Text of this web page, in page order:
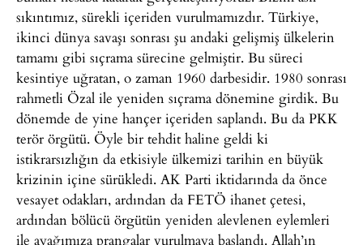
sıkıntımız, sürekli içeriden vurulmamızdır. Türkiye,
ikinci dünya savaşı sonrası şu andaki gelişmiş ülkelerin
tamamı gibi sıçrama sürecine gelmiştir. Bu süreci
kesintiye uğratan, o zaman 1960 darbesidir. 1980 sonrası
rahmetli Özal ile yeniden sıçrama dönemine girdik. Bu
dönemde de yine hançer içeriden saplandı. Bu da PKK
terör örgütü. Öyle bir tehdit haline geldi ki
istikrarsızlığın da etkisiyle ülkemizi tarihin en büyük
krizinin içine sürükledi. AK Parti iktidarında da önce
vesayet odakları, ardından da FETÖ ihanet çetesi,
ardından bölücü örgütün yeniden alevlenen eylemleri
ile ayağımıza prangalar vurulmaya başlandı. Allah’ın